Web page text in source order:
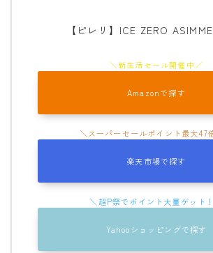
DRAKE
FLUX
K2
NITRO
Now
【ピレリ】ICE ZERO
Amazonで探す
楽天市場で探す
Yahooショッピングで探す